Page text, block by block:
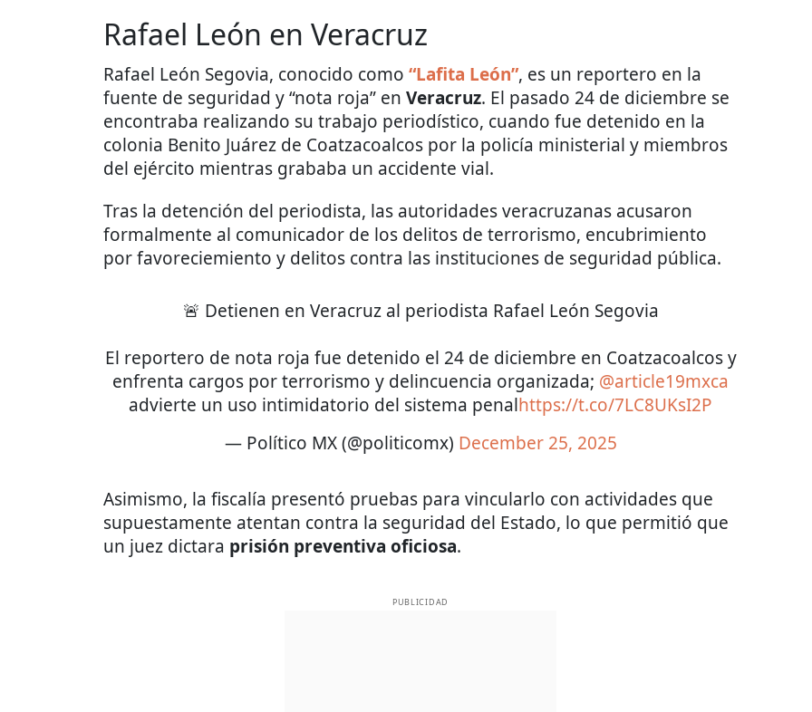
Rafael León en Veracruz
Rafael León Segovia, conocido como “Lafita León”, es un reportero en la
fuente de seguridad y “nota roja” en Veracruz. El pasado 24 de diciembre se
encontraba realizando su trabajo periodístico, cuando fue detenido en la
colonia Benito Juárez de Coatzacoalcos por la policía ministerial y miembros
del ejército mientras grababa un accidente vial.
Tras la detención del periodista, las autoridades veracruzanas acusaron
formalmente al comunicador de los delitos de terrorismo, encubrimiento
por favoreciemiento y delitos contra las instituciones de seguridad pública.
🚨 Detienen en Veracruz al periodista Rafael León Segovia
El reportero de nota roja fue detenido el 24 de diciembre en Coatzacoalcos y
enfrenta cargos por terrorismo y delincuencia organizada; @article19mxca
advierte un uso intimidatorio del sistema penalhttps://t.co/7LC8UKsI2P
— Político MX (@politicomx) December 25, 2025
Asimismo, la fiscalía presentó pruebas para vincularlo con actividades que
supuestamente atentan contra la seguridad del Estado, lo que permitió que
un juez dictara prisión preventiva oficiosa.
PUBLICIDAD